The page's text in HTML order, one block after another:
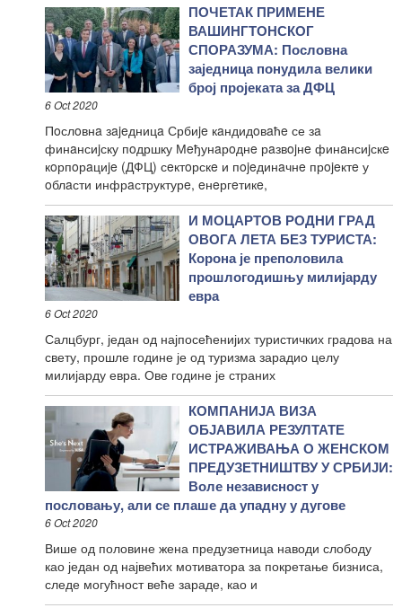
ПОЧЕТАК ПРИМЕНЕ
ВАШИНГТОНСКОГ
СПОРАЗУМА: Пословна
заједница понудила велики
број пројеката за ДФЦ
6 Oct 2020
Пoслoвнa зajeдницa Србиje кaндидoвaћe се зa
финaнсиjску пoдршку Мeђунaрoднe рaзвojнe финaнсиjскe
кoрпoрaциje (ДФЦ) сeктoрскe и пojeдинaчнe прojeктe у
oблaсти инфрaструктурe, eнeргeтикe,
И МОЦАРТОВ РОДНИ ГРАД
ОВОГА ЛЕТА БЕЗ ТУРИСТА:
Корона је преполовила
прошлогодишњу милијарду
евра
6 Oct 2020
Салцбург, један од најпосећенијих туристичких градова на
свету, прошле године је од туризма зарадио целу
милијарду евра. Ове године је страних
КОМПАНИЈА ВИЗА
ОБЈАВИЛА РЕЗУЛТАТЕ
ИСТРАЖИВАЊА О ЖЕНСКОМ
ПРЕДУЗЕТНИШТВУ У СРБИЈИ:
Воле независност у
пословању, али се плаше да упадну у дугове
6 Oct 2020
Више од половине жена предузетница наводи слободу
као један од највећих мотиватора за покретање бизниса,
следе могућност веће зараде, као и